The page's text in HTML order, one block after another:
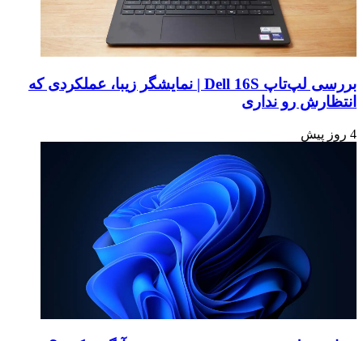
بررسی لپ‌تاپ Dell 16S | نمایشگر زیبا، عملکردی که
انتظارش رو نداری
4 روز پیش